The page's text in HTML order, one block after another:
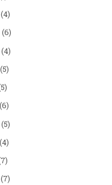
(4)
(6)
(4)
(5)
(6)
(5)
(4)
(7)